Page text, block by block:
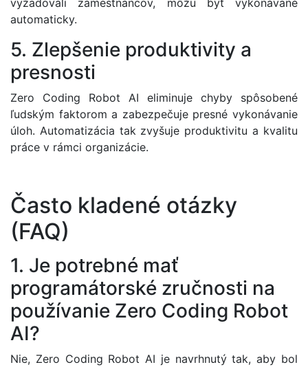
automaticky.
5. Zlepšenie produktivity a
presnosti
Zero Coding Robot AI eliminuje chyby spôsobené
ľudským faktorom a zabezpečuje presné vykonávanie
úloh. Automatizácia tak zvyšuje produktivitu a kvalitu
práce v rámci organizácie.
Často kladené otázky
(FAQ)
1. Je potrebné mať
programátorské zručnosti na
používanie Zero Coding Robot
AI?
Nie, Zero Coding Robot AI je navrhnutý tak, aby bol